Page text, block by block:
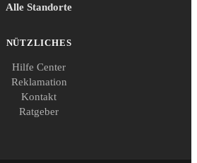
Alle Standorte
NÜTZLICHES
Hilfe Center
Reklamation
Kontakt
Ratgeber